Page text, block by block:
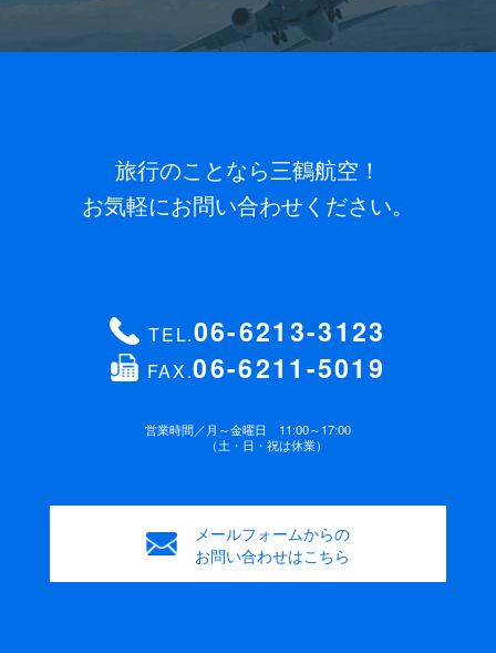
旅行のことなら三鶴航空！
お気軽にお問い合わせください。
TEL.06-6213-3123
FAX.06-6211-5019
営業時間／月～金曜日 11:00～17:00
（土・日・祝は休業）
メールフォームからの
お問い合わせはこちら